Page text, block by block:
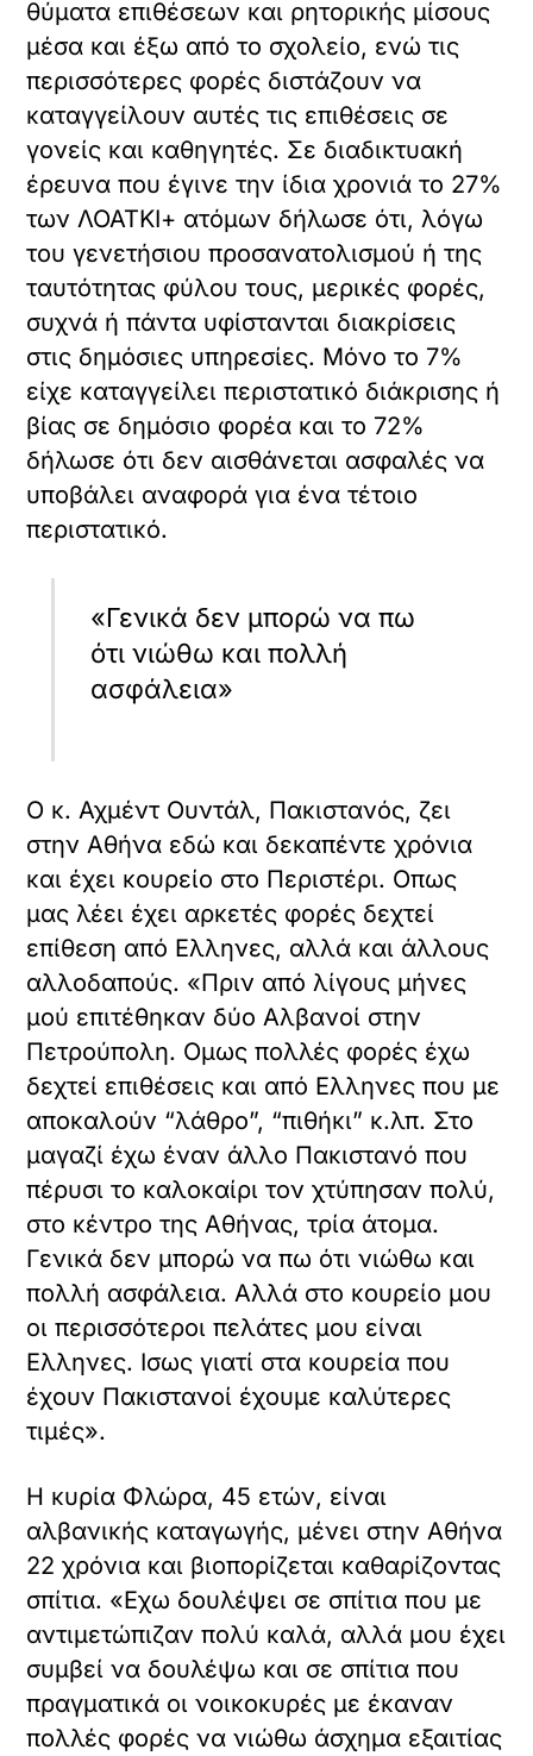
θύματα επιθέσεων και ρητορικής μίσους
μέσα και έξω από το σχολείο, ενώ τις
περισσότερες φορές διστάζουν να
καταγγείλουν αυτές τις επιθέσεις σε
γονείς και καθηγητές. Σε διαδικτυακή
έρευνα που έγινε την ίδια χρονιά το 27%
των ΛΟΑΤΚΙ+ ατόμων δήλωσε ότι, λόγω
του γενετήσιου προσανατολισμού ή της
ταυτότητας φύλου τους, μερικές φορές,
συχνά ή πάντα υφίστανται διακρίσεις
στις δημόσιες υπηρεσίες. Μόνο το 7%
είχε καταγγείλει περιστατικό διάκρισης ή
βίας σε δημόσιο φορέα και το 72%
δήλωσε ότι δεν αισθάνεται ασφαλές να
υποβάλει αναφορά για ένα τέτοιο
περιστατικό.
«Γενικά δεν μπορώ να πω
ότι νιώθω και πολλή
ασφάλεια»
Ο κ. Αχμέντ Ουντάλ, Πακιστανός, ζει
στην Αθήνα εδώ και δεκαπέντε χρόνια
και έχει κουρείο στο Περιστέρι. Οπως
μας λέει έχει αρκετές φορές δεχτεί
επίθεση από Ελληνες, αλλά και άλλους
αλλοδαπούς. «Πριν από λίγους μήνες
μού επιτέθηκαν δύο Αλβανοί στην
Πετρούπολη. Ομως πολλές φορές έχω
δεχτεί επιθέσεις και από Ελληνες που με
αποκαλούν “λάθρο”, “πιθήκι” κ.λπ. Στο
μαγαζί έχω έναν άλλο Πακιστανό που
πέρυσι το καλοκαίρι τον χτύπησαν πολύ,
στο κέντρο της Αθήνας, τρία άτομα.
Γενικά δεν μπορώ να πω ότι νιώθω και
πολλή ασφάλεια. Αλλά στο κουρείο μου
οι περισσότεροι πελάτες μου είναι
Ελληνες. Ισως γιατί στα κουρεία που
έχουν Πακιστανοί έχουμε καλύτερες
τιμές».
Η κυρία Φλώρα, 45 ετών, είναι
αλβανικής καταγωγής, μένει στην Αθήνα
22 χρόνια και βιοπορίζεται καθαρίζοντας
σπίτια. «Εχω δουλέψει σε σπίτια που με
αντιμετώπιζαν πολύ καλά, αλλά μου έχει
συμβεί να δουλέψω και σε σπίτια που
πραγματικά οι νοικοκυρές με έκαναν
πολλές φορές να νιώθω άσχημα εξαιτίας